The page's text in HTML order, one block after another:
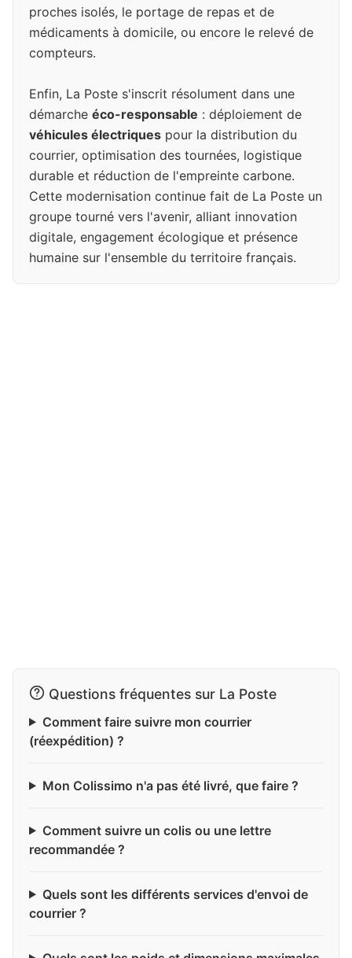
proches isolés, le portage de repas et de
médicaments à domicile, ou encore le relevé de
compteurs.
Enfin, La Poste s'inscrit résolument dans une
démarche éco-responsable : déploiement de
véhicules électriques pour la distribution du
courrier, optimisation des tournées, logistique
durable et réduction de l'empreinte carbone.
Cette modernisation continue fait de La Poste un
groupe tourné vers l'avenir, alliant innovation
digitale, engagement écologique et présence
humaine sur l'ensemble du territoire français.
Questions fréquentes sur La Poste
Comment faire suivre mon courrier
(réexpédition) ?
Mon Colissimo n'a pas été livré, que faire ?
Comment suivre un colis ou une lettre
recommandée ?
Quels sont les différents services d'envoi de
courrier ?